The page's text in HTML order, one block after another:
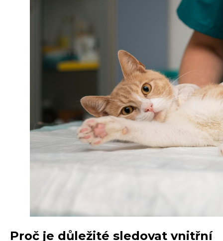
Proč je důležité sledovat vnitřní